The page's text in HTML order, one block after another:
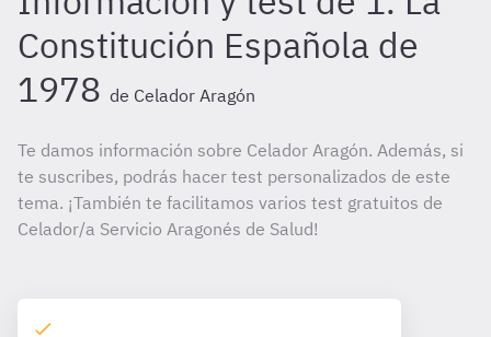
Constitución Española de
1978 de Celador Aragón
Te damos información sobre Celador Aragón. Además, si
te suscribes, podrás hacer test personalizados de este
tema. ¡También te facilitamos varios test gratuitos de
Celador/a Servicio Aragonés de Salud!